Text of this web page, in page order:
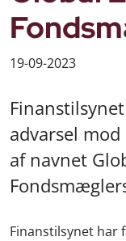
19-09-2023
advarsel
af navnet
Finanstilsynet har